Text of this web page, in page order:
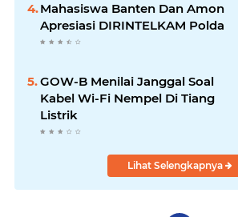
Mahasiswa Banten Dan Amon
Apresiasi DIRINTELKAM Polda
GOW-B Menilai Janggal Soal
Kabel Wi-Fi Nempel Di Tiang
Listrik
Lihat Selengkapnya